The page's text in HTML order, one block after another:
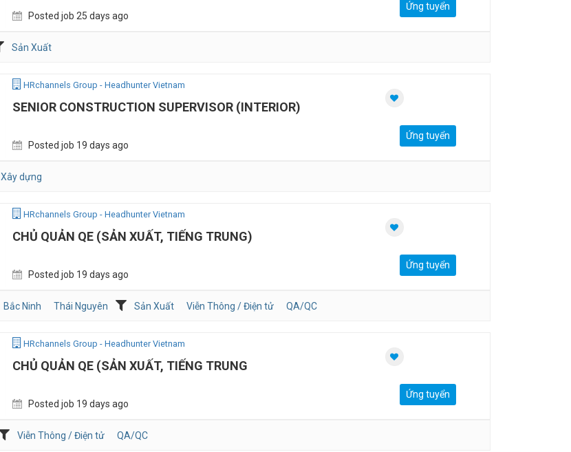
Posted job 25 days ago
Ứng tuyển
Sản Xuất
HRchannels Group - Headhunter Vietnam
SENIOR CONSTRUCTION SUPERVISOR (INTERIOR)
Posted job 19 days ago
Ứng tuyển
Xây dựng
HRchannels Group - Headhunter Vietnam
CHỦ QUẢN QE (SẢN XUẤT, TIẾNG TRUNG)
Posted job 19 days ago
Ứng tuyển
Bắc Ninh Thái Nguyên Sản Xuất Viễn Thông / Điện tử QA/QC
HRchannels Group - Headhunter Vietnam
CHỦ QUẢN QE (SẢN XUẤT, TIẾNG TRUNG
Posted job 19 days ago
Ứng tuyển
Viễn Thông / Điện tử QA/QC